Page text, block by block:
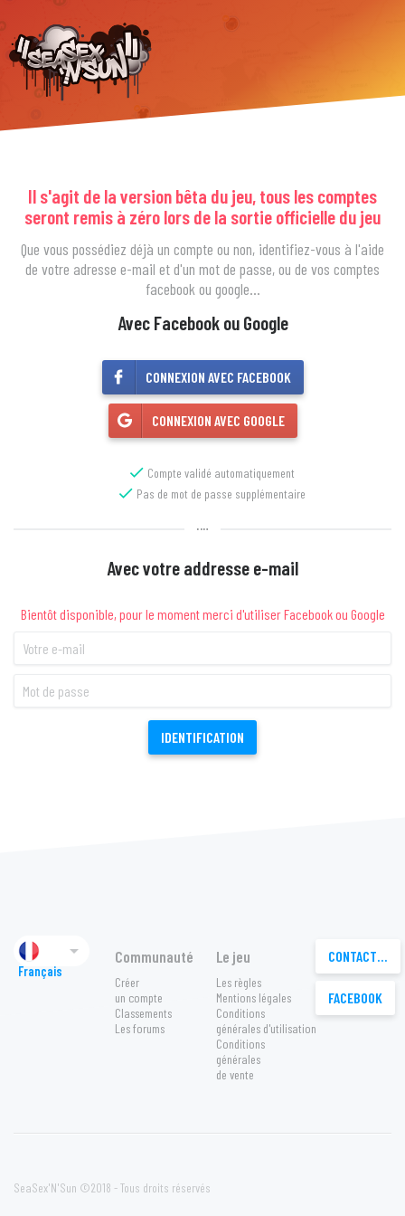
Il s'agit de la version bêta du jeu, tous les comptes
seront remis à zéro lors de la sortie officielle du jeu
Que vous possédiez déjà un compte ou non, identifiez-vous à l'aide
de votre adresse e-mail et d'un mot de passe, ou de vos comptes
facebook ou google…
Avec Facebook ou Google
CONNEXION AVEC FACEBOOK
CONNEXION AVEC GOOGLE
 Compte validé automatiquement
 Pas de mot de passe supplémentaire
OU
Avec votre addresse e-mail
Bientôt disponible, pour le moment merci d'utiliser Facebook ou Google
IDENTIFICATION
Français
 Communauté
Créer
un compte
Classements
Les forums
Le jeu
Les règles
Mentions légales
Conditions
générales d'utilisation
Conditions
générales
de vente
CONTACTEZ-NOUS
FACEBOOK
SeaSex'N'Sun ©2018 - Tous droits réservés